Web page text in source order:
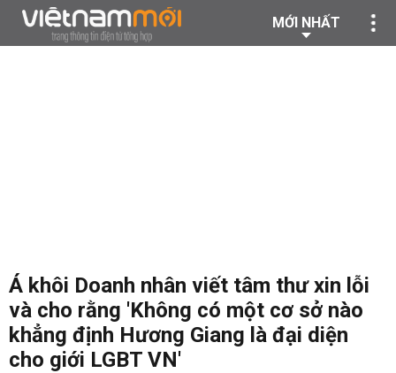
MỚI NHẤT
Á khôi Doanh nhân viết tâm thư xin lỗi
và cho rằng 'Không có một cơ sở nào
khẳng định Hương Giang là đại diện
cho giới LGBT VN'